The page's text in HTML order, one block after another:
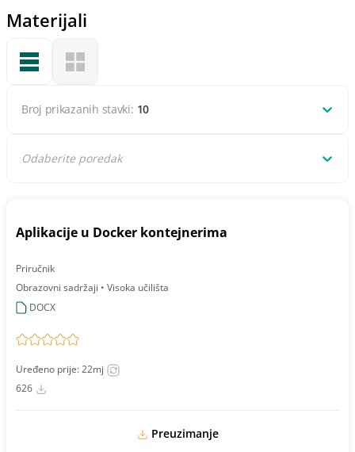
Materijali
Broj prikazanih stavki: 10
Odaberite poredak
Aplikacije u Docker kontejnerima
Priručnik
Obrazovni sadržaji • Visoka učilišta
DOCX
Uređeno prije: 22mj
626
Preuzimanje